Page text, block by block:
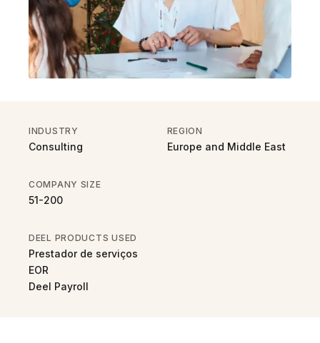
INDUSTRY
Consulting
REGION
Europe and Middle East
COMPANY SIZE
51-200
DEEL PRODUCTS USED
Prestador de serviços
EOR
Deel Payroll